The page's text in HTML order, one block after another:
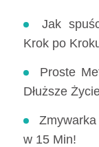
Jak
Krok po
Proste
Dłuższe
w 15 Min!